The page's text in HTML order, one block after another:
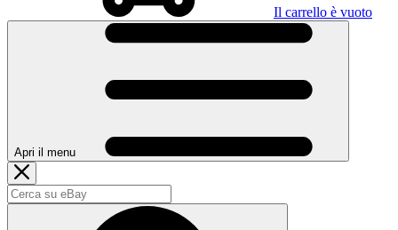
Il carrello è vuoto
Apri il menu